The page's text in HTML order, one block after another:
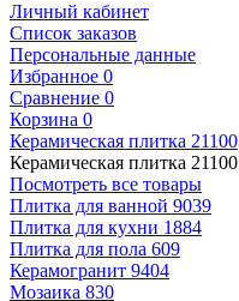
Личный кабинет
Список заказов
Персональные данные
Избранное 0
Сравнение 0
Корзина 0
Керамическая плитка 21100
Керамическая плитка 21100
Посмотреть все товары
Плитка для ванной 9039
Плитка для кухни 1884
Плитка для пола 609
Керамогранит 9404
Мозаика 830